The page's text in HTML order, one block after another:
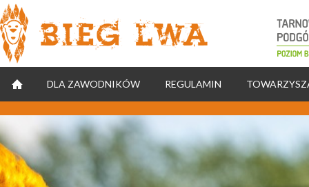
Natomiast w sekcji Body (też najlepiej jak najwyżej)
STRONA GŁÓWNA
DLA ZAWODNIKÓW REGULAMIN